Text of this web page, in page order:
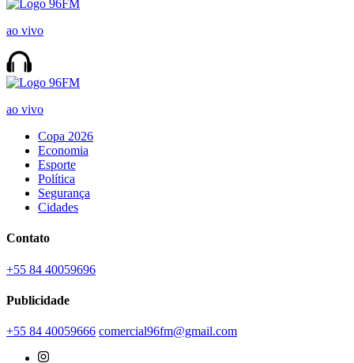
ao vivo
ao vivo
Copa 2026
Economia
Esporte
Política
Segurança
Cidades
Contato
+55 84 40059696
Publicidade
+55 84 40059666 comercial96fm@gmail.com